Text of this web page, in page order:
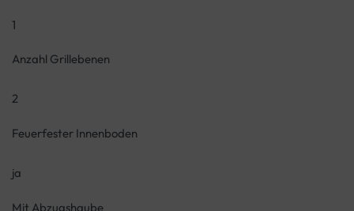
1
Anzahl Grillebenen
2
Feuerfester Innenboden
ja
Mit Abzugshaube